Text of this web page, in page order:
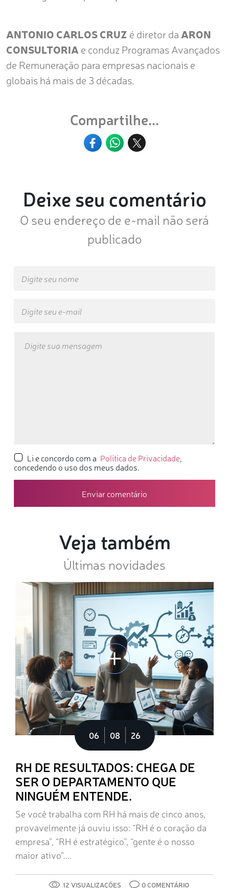
ANTONIO CARLOS CRUZ é diretor da ARON
CONSULTORIA e conduz Programas Avançados
de Remuneração para empresas nacionais e
globais há mais de 3 décadas.
Compartilhe...
Deixe seu comentário
O seu endereço de e-mail não será
publicado
Li e concordo com a Política de Privacidade,
concedendo o uso dos meus dados.
Veja também
Últimas novidades
06 08 26
RH DE RESULTADOS: CHEGA DE
SER O DEPARTAMENTO QUE
NINGUÉM ENTENDE.
Se você trabalha com RH há mais de cinco anos,
provavelmente já ouviu isso: “RH é o coração da
empresa”, “RH é estratégico”, “gente é o nosso
maior ativo”....
12 VISUALIZAÇÕES 0 COMENTÁRIO